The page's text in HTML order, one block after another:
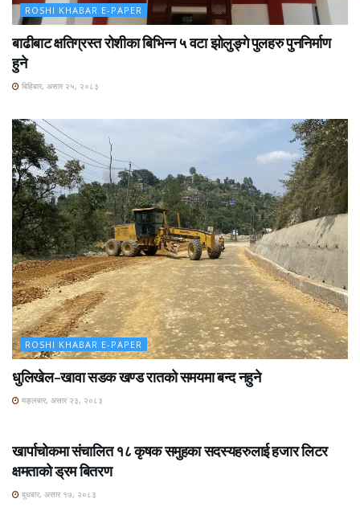
ROSHI KHABAR E-PAPER
बाढीबाट क्षतिग्रस्त रोशीका बिभिन्न ५ वटा झोलुङ्गे पुलहरु पुननिर्माण
हुने
बिहिबार, असार २५, २०८३
ROSHI KHABAR E-PAPER
धुलिखेल–खावा सडक खण्ड रातको समयमा बन्द नहुने
मङ्लबार, असार २३, २०८३
खार्पाचोकमा संचालित १८ कृषक समुहका सदस्यहरुलाई हजार लिटर
क्षमताको ड्रम बितरण
बुधबार, असार १७, २०८३